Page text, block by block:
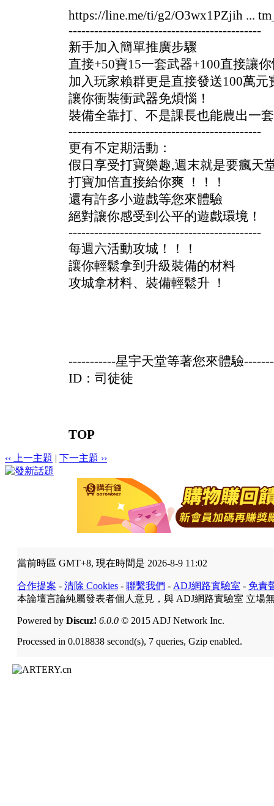
https://line.me/ti/g2/O3wx1PZjih ...
---------------------------------------------
新手加入簡單推廣步驟
直接+50寶15一套武器+100直接讓
加入玩家賴群更是直接發送100萬元
讓你衝裝衝武器免煩惱！
裝備全靠打、不是課長也能農出一
---------------------------------------------
更有不定期活動：
假日享受打寶樂趣,週末就是要瘋天
打寶加倍直接給你爽 ！！！
還有許多小遊戲等您來體驗
絕對讓你感受到公平的遊戲環境！
---------------------------------------------
每週六活動攻城！！！
讓你輕鬆拿到升級裝備的材料
攻城拿材料、裝備輕鬆升 ！
-----------星宇天堂等著您來體驗
ID：司徒徒
TOP
‹‹ 上一主題 | 下一主題 ››
當前時區 GMT+8, 現在時間是 2026-8-9 11:02
合作提案 - 清除 Cookies - 聯繫我們 - ADJ網路實驗室 - 免責
本論壇言論純屬發表者個人意見，與 ADJ網路實驗室 立場
Powered by Discuz! 6.0.0 © 2015 ADJ Network Inc.
Processed in 0.018838 second(s), 7 queries, Gzip enabled.